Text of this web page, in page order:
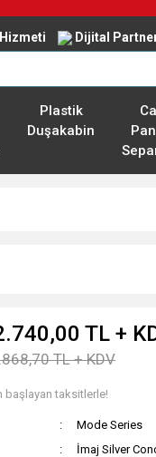
Dijital
Plastik
Duşakabin
TL +
TL + KDV
başlayan taksitlerle!
Mode Series
İmaj Silver